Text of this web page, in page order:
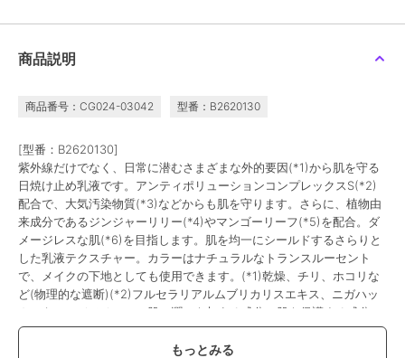
商品説明
商品番号：CG024-03042 型番：B2620130
[型番：B2620130]
紫外線だけでなく、日常に潜むさまざまな外的要因(*1)から肌を守る
日焼け止め乳液です。アンティポリューションコンプレックスS(*2)
配合で、大気汚染物質(*3)などからも肌を守ります。さらに、植物由
来成分であるジンジャーリリー(*4)やマンゴーリーフ(*5)を配合。ダ
メージレスな肌(*6)を目指します。肌を均一にシールドするさらりと
した乳液テクスチャー。カラーはナチュラルなトランスルーセント
で、メイクの下地としても使用できます。(*1)乾燥、チリ、ホコリな
ど(物理的な遮断)(*2)フルセラリアルムブリカリスエキス、ニガハッ
カエキス、ジメチコン。肌に潤いを与える成分。肌を保護する成分
(*3)チリ、ホコリなど(物理的な遮断)(*4)シュクシャ根エキス。肌に
潤いを与える成分(*5)マンゴー葉エキス。肌に潤いを与える成分(*6)